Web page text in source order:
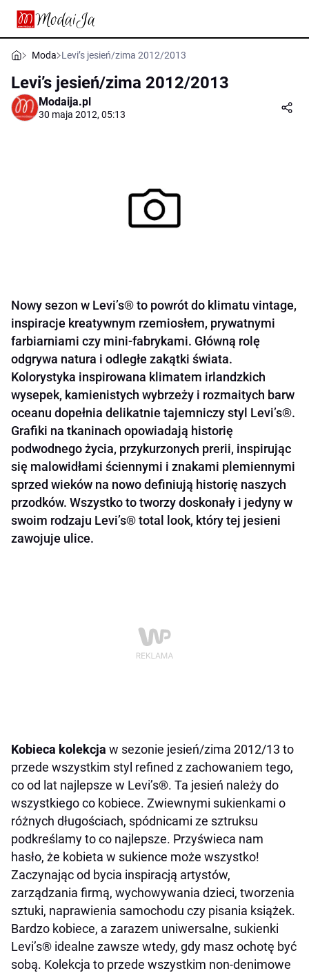
Moda Levi’s jesień/zima 2012/2013
Levi’s jesień/zima 2012/2013
Modaija.pl
30 maja 2012, 05:13
Nowy sezon w Levi’s® to powrót do klimatu vintage,
inspiracje kreatywnym rzemiosłem, prywatnymi
farbiarniami czy mini-fabrykami. Główną rolę
odgrywa natura i odległe zakątki świata.
Kolorystyka inspirowana klimatem irlandzkich
wysepek, kamienistych wybrzeży i rozmaitych barw
oceanu dopełnia delikatnie tajemniczy styl Levi’s®.
Grafiki na tkaninach opowiadają historię
podwodnego życia, przykurzonych prerii, inspirując
się malowidłami ściennymi i znakami plemiennymi
sprzed wieków na nowo definiują historię naszych
przodków. Wszystko to tworzy doskonały i jedyny w
swoim rodzaju Levi’s® total look, który tej jesieni
zawojuje ulice.
Kobieca kolekcja w sezonie jesień/zima 2012/13 to
przede wszystkim styl refined z zachowaniem tego,
co od lat najlepsze w Levi’s®. Ta jesień należy do
wszystkiego co kobiece. Zwiewnymi sukienkami o
różnych długościach, spódnicami ze sztruksu
podkreślamy to co najlepsze. Przyświeca nam
hasło, że kobieta w sukience może wszystko!
Zaczynając od bycia inspiracją artystów,
zarządzania firmą, wychowywania dzieci, tworzenia
sztuki, naprawienia samochodu czy pisania książek.
Bardzo kobiece, a zarazem uniwersalne, sukienki
Levi’s® idealne zawsze wtedy, gdy masz ochotę być
sobą. Kolekcja to przede wszystkim non-denimowe